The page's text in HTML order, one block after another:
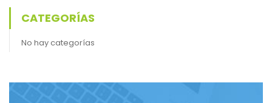
CATEGORÍAS
No hay categorías